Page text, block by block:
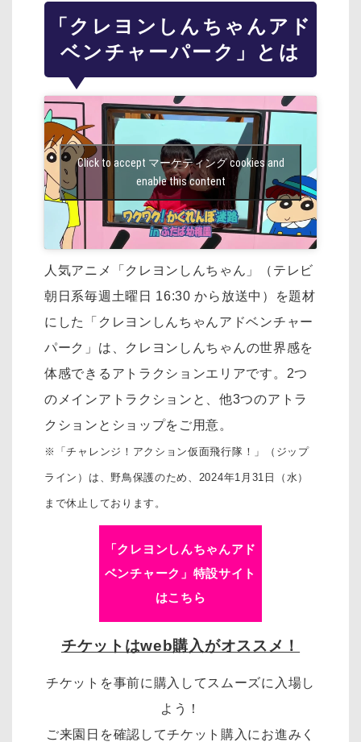
「クレヨンしんちゃんアド
ベンチャーパーク」とは
Click to accept マーケティング cookies and
enable this content
人気アニメ「クレヨンしんちゃん」（テレビ
朝日系毎週土曜日 16:30 から放送中）を題材
にした「クレヨンしんちゃんアドベンチャー
パーク」は、
クレヨンしんちゃんの世界感を
体感できるアトラクションエリアです。 2つ
のメインアトラクションと、他3つのアトラ
クションとショップをご用意。
※「チャレンジ！アクション仮面飛行隊！」（ジップ
ライン）は、野鳥保護のため、2024年1月31日（水）
まで休止しております。
「クレヨンしんちゃんアド
ベンチャーク」特設サイト
はこちら
チケットはweb購入がオススメ！
チケットを事前に購入してスムーズに入場し
よう！
ご来園日を確認してチケット購入にお進みく